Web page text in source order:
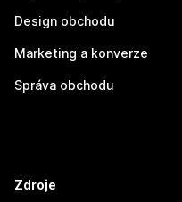
Design obchodu
Marketing a konverze
Správa obchodu
Zdroje